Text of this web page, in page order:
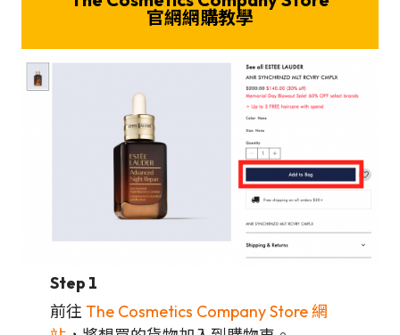
官網網購教學
Step 1
前往 The Cosmetics Company Store 網